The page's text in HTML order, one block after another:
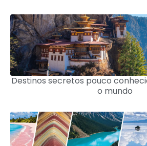
Destinos secretos pouco
o mundo